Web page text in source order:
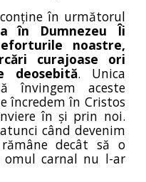
în următorul
în Dumnezeu Îi
noastre,
curajoase ori
deosebită. Unica
învingem aceste
încredem în Cristos
în și prin noi.
când devenim
decât să o
omul carnal nu l-ar